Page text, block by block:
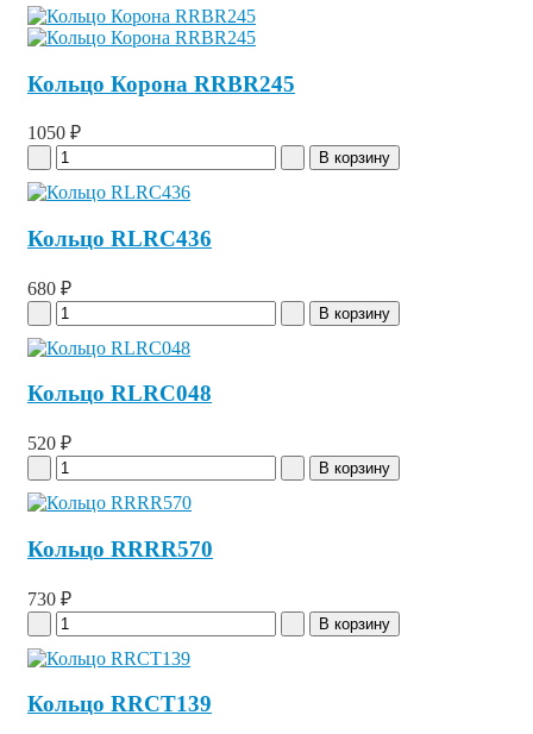
Кольцо Корона RRBR245
1050 ₽
Кольцо RLRC436
680 ₽
Кольцо RLRC048
520 ₽
Кольцо RRRR570
730 ₽
Кольцо RRCT139